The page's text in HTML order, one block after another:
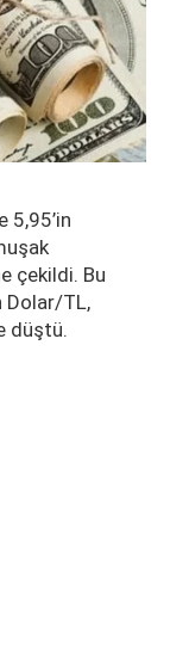
5,95’in
çekildi. Bu
Dolar/TL,
düştü.